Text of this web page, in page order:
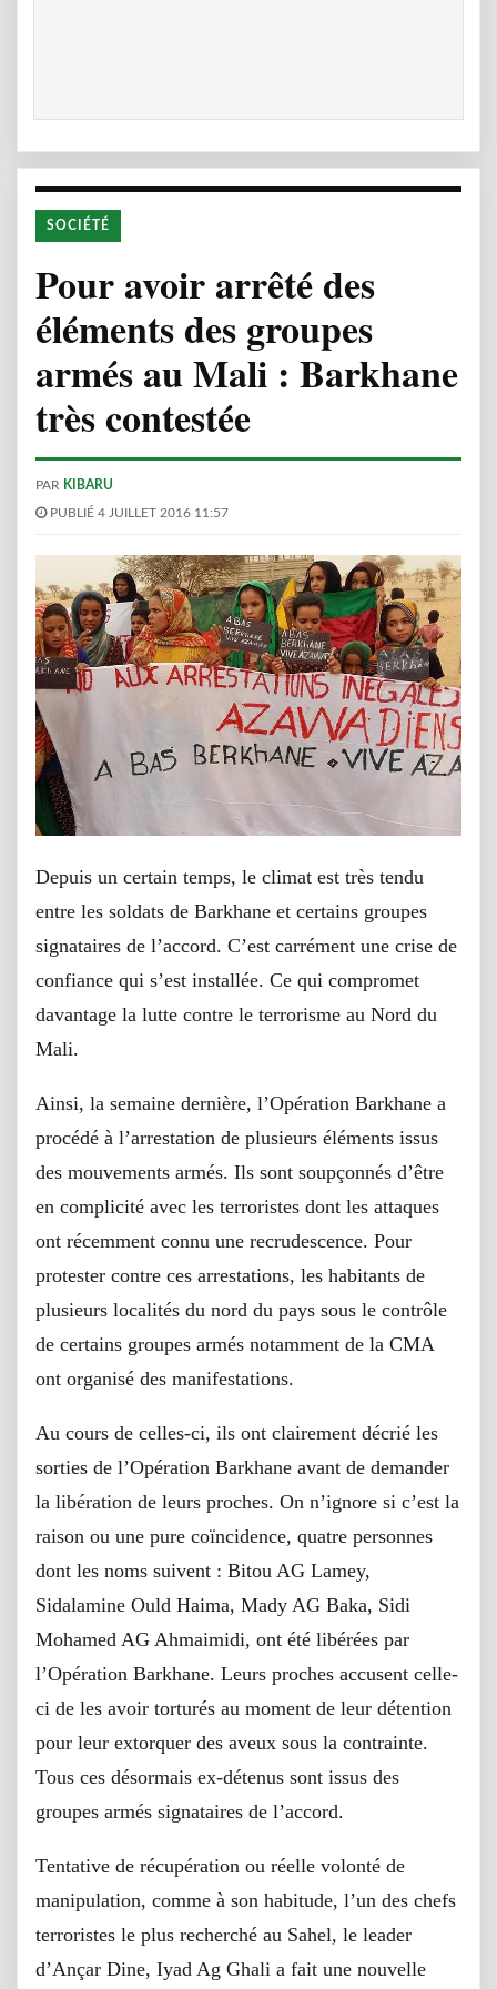
SOCIÉTÉ
Pour avoir arrêté des
éléments des groupes
armés au Mali : Barkhane
très contestée
PAR KIBARU
PUBLIÉ 4 JUILLET 2016 11:57
Depuis un certain temps, le climat est très tendu
entre les soldats de Barkhane et certains groupes
signataires de l’accord. C’est carrément une crise de
confiance qui s’est installée. Ce qui compromet
davantage la lutte contre le terrorisme au Nord du
Mali.
Ainsi, la semaine dernière, l’Opération Barkhane a
procédé à l’arrestation de plusieurs éléments issus
des mouvements armés. Ils sont soupçonnés d’être
en complicité avec les terroristes dont les attaques
ont récemment connu une recrudescence. Pour
protester contre ces arrestations, les habitants de
plusieurs localités du nord du pays sous le contrôle
de certains groupes armés notamment de la CMA
ont organisé des manifestations.
Au cours de celles-ci, ils ont clairement décrié les
sorties de l’Opération Barkhane avant de demander
la libération de leurs proches. On n’ignore si c’est la
raison ou une pure coïncidence, quatre personnes
dont les noms suivent : Bitou AG Lamey,
Sidalamine Ould Haima, Mady AG Baka, Sidi
Mohamed AG Ahmaimidi, ont été libérées par
l’Opération Barkhane. Leurs proches accusent celle-
ci de les avoir torturés au moment de leur détention
pour leur extorquer des aveux sous la contrainte.
Tous ces désormais ex-détenus sont issus des
groupes armés signataires de l’accord.
Tentative de récupération ou réelle volonté de
manipulation, comme à son habitude, l’un des chefs
terroristes le plus recherché au Sahel, le leader
d’Ançar Dine, Iyad Ag Ghali a fait une nouvelle